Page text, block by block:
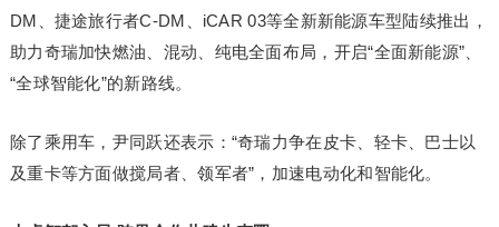
DM、捷途旅行者C-DM、iCAR 03等全新新能源车型陆续推出，
助力奇瑞加快燃油、混动、纯电全面布局，开启“全面新能源”、
“全球智能化”的新路线。
除了乘用车，尹同跃还表示：“奇瑞力争在皮卡、轻卡、巴士以
及重卡等方面做搅局者、领军者”，加速电动化和智能化。